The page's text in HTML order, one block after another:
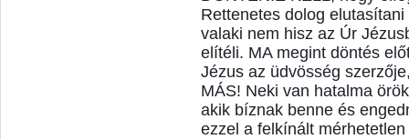
Rettenetes dolog
valaki nem hisz az Úr
elítéli. MA megint döntés
Jézus az üdvösség
MÁS! Neki van hatalma
akik bíznak benne és
ezzel a felkínált